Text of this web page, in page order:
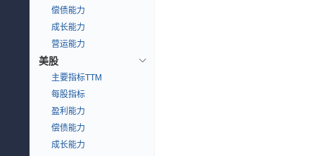
偿债能力
成长能力
营运能力
美股
主要指标TTM
每股指标
盈利能力
偿债能力
成长能力